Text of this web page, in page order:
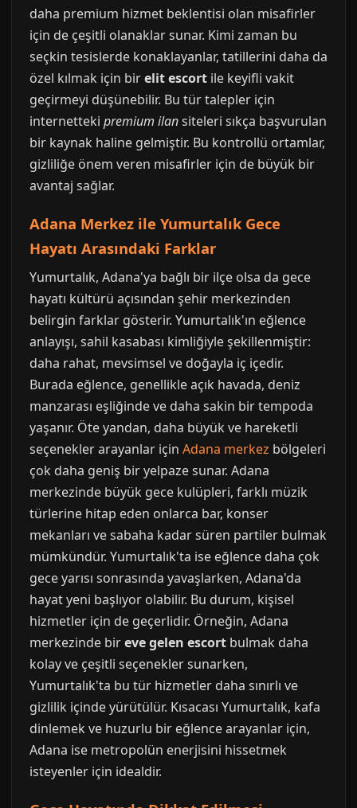
daha premium hizmet beklentisi olan misafirler
için de çeşitli olanaklar sunar. Kimi zaman bu
seçkin tesislerde konaklayanlar, tatillerini daha da
özel kılmak için birelit escort ile keyifli vakit
geçirmeyi düşünebilir. Bu tür talepler için
internetteki premium ilansiteleri sıkça başvurulan
bir kaynak haline gelmiştir. Bu kontrollü ortamlar,
gizliliğe önem veren misafirler için de büyük bir
avantaj sağlar.
Adana Merkez ile Yumurtalık Gece
Hayatı Arasındaki Farklar
Yumurtalık, Adana'ya bağlı bir ilçe olsa da gece
hayatı kültürü açısından şehir merkezinden
belirgin farklar gösterir. Yumurtalık'ın eğlence
anlayışı, sahil kasabası kimliğiyle şekillenmiştir:
daha rahat, mevsimsel ve doğayla iç içedir.
Burada eğlence, genellikle açık havada, deniz
manzarası eşliğinde ve daha sakin bir tempoda
yaşanır. Öte yandan, daha büyük ve hareketli
seçenekler arayanlar için Adana merkez bölgeleri
çok daha geniş bir yelpaze sunar. Adana
merkezinde büyük gece kulüpleri, farklı müzik
türlerine hitap eden onlarca bar, konser
mekanları ve sabaha kadar süren partiler bulmak
mümkündür. Yumurtalık'ta ise eğlence daha çok
gece yarısı sonrasında yavaşlarken, Adana'da
hayat yeni başlıyor olabilir. Bu durum, kişisel
hizmetler için de geçerlidir. Örneğin, Adana
merkezinde bireve gelen escort bulmak daha
kolay ve çeşitli seçenekler sunarken,
Yumurtalık'ta bu tür hizmetler daha sınırlı ve
gizlilik içinde yürütülür. Kısacası Yumurtalık, kafa
dinlemek ve huzurlu bir eğlence arayanlar için,
Adana ise metropolün enerjisini hissetmek
isteyenler için idealdir.